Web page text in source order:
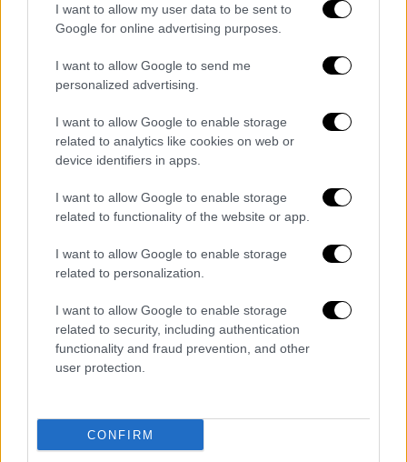
I want to allow my user data to be sent to
Google for online advertising purposes.
I want to allow Google to send me
personalized advertising.
I want to allow Google to enable storage
related to analytics like cookies on web or
device identifiers in apps.
I want to allow Google to enable storage
related to functionality of the website or app.
I want to allow Google to enable storage
related to personalization.
I want to allow Google to enable storage
related to security, including authentication
functionality and fraud prevention, and other
user protection.
CONFIRM
με το πέρας της 1ης διδακτικής ώρας της
2ης ζώνης. Κατά τα άλλα το πρόγραμμα
παραμένει ως έχει με τους μαθητές να
κάνουν μάθημα από τις 8:15 μέχρι τις 13:15.
4. Επαγγελματικός προσανατολισμός για
τους μαθητές της Α΄ λυκείου
έχει
στόχο να διαπιστωθούν οι κλίσεις και
δεξιότητες των μαθητών, οι οποίες είναι
χρήσιμες, ώστε να διαχειρίζονται οι ίδιοι τα
θέματα της προσωπικής και επαγγελματικής
τους ανάπτυξης. Δημιουργείται ηλεκτρονική
εφαρμογή, η οποία είναι προσβάσιμη μέσω
Ενιαίας Ψηφιακής Πύλης της Δημόσιας
Διοίκησης «gov.gr»,
επαγγελματικού προσανατολισμού σε
μαθητές του Λυκείου. Δικαίωμα πρόσβασης